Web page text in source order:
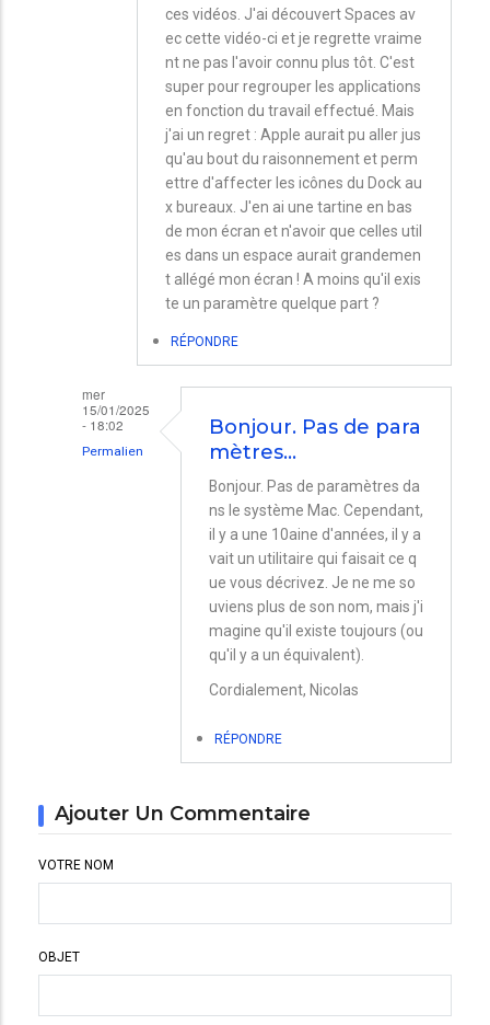
ces vidéos. J'ai découvert Spaces av
ec cette vidéo-ci et je regrette vraime
nt ne pas l'avoir connu plus tôt. C'est
super pour regrouper les applications
en fonction du travail effectué. Mais
j'ai un regret : Apple aurait pu aller jus
qu'au bout du raisonnement et perm
ettre d'affecter les icônes du Dock au
x bureaux. J'en ai une tartine en bas
de mon écran et n'avoir que celles util
es dans un espace aurait grandemen
t allégé mon écran ! A moins qu'il exis
te un paramètre quelque part ?
RÉPONDRE
mer
15/01/2025
- 18:02
Permalien
Bonjour. Pas de para
mètres…
Bonjour. Pas de paramètres da
ns le système Mac. Cependant,
il y a une 10aine d'années, il y a
vait un utilitaire qui faisait ce q
ue vous décrivez. Je ne me so
uviens plus de son nom, mais j'i
magine qu'il existe toujours (ou
qu'il y a un équivalent).
Cordialement, Nicolas
RÉPONDRE
Ajouter Un Commentaire
VOTRE NOM
OBJET